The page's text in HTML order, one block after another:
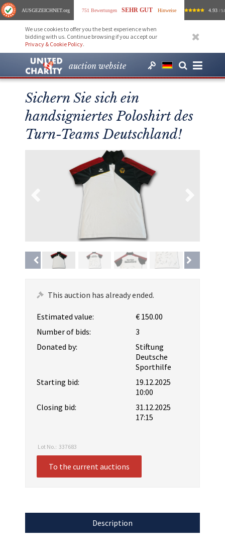
AUSGEZEICHNET.org 751 Bewertungen SEHR GUT Hinweise 4.93 /
We use cookies to offer you the best experience when
bidding with us. Continue browsing if you accept our
Privacy & Cookie Policy.
auction website
Sichern Sie sich ein
handsigniertes Poloshirt des
Turn-Teams Deutschland!
This auction has already ended.
Estimated value:
€ 150.00
Number of bids:
3
Donated by:
Stiftung
Deutsche
Sporthilfe
Starting bid:
19.12.2025
10:00
Closing bid:
31.12.2025
17:15
Lot No.: 337683
To the current auctions
Description